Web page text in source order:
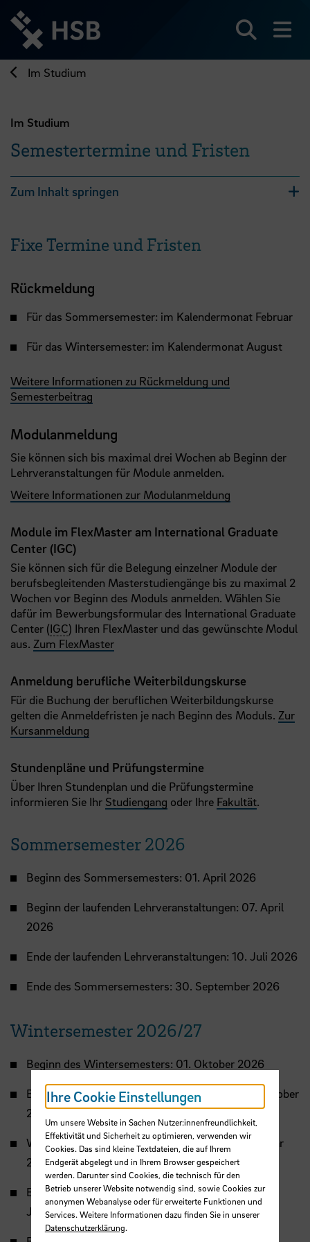
zum
Seiteninhalt
springen
Im Studium
Im Studium
Semestertermine und Fristen
Zum Inhalt springen
Fixe Termine und Fristen
Rückmeldung
Für das Sommersemester: im Kalendermonat Februar
Für das Wintersemester: im Kalendermonat August
Weitere Informationen zu Rückmeldung und
Semesterbeitrag
Modulanmeldung
Sie können sich bis maximal drei Wochen ab Beginn der
Lehrveranstaltungen für Module anmelden.
Weitere Informationen zur Modulanmeldung
Module im FlexMaster am International Graduate
Center (IGC)
Sie können sich für die Belegung einzelner Module der
berufsbegleitenden Masterstudiengänge bis zu maximal 2
Wochen vor Beginn des Moduls anmelden. Wählen Sie
dafür im Bewerbungsformular des International Graduate
Center (IGC) Ihren FlexMaster und das gewünschte Modul
aus. Zum FlexMaster
Anmeldung berufliche Weiterbildungskurse
Für die Buchung der beruflichen Weiterbildungskurse
gelten die Anmeldefristen je nach Beginn des Moduls. Zur
Kursanmeldung
Stundenpläne und Prüfungstermine
Über Ihren Stundenplan und die Prüfungstermine
informieren Sie Ihr Studiengang oder Ihre Fakultät.
Sommersemester 2026
Beginn des Sommersemesters: 01. April 2026
Beginn der laufenden Lehrveranstaltungen: 07. April
2026
Ende der laufenden Lehrveranstaltungen: 10. Juli 2026
Ende des Sommersemesters: 30. September 2026
Wintersemester 2026/27
Beginn des Wintersemesters: 01. Oktober 2026
Beginn der laufenden Lehrveranstaltungen: 12. Oktober
2026
Weihnachtspause: 21. Dezember 2026 – 03. Januar
2027
Ende der laufenden Lehrveranstaltungen: 29.
Januar 2027
Ihre Cookie Einstellungen
Um unsere Website in Sachen Nutzer:innenfreundlichkeit,
Effektivität und Sicherheit zu optimieren, verwenden wir
Cookies. Das sind kleine Textdateien, die auf Ihrem
Endgerät abgelegt und in Ihrem Browser gespeichert
werden. Darunter sind Cookies, die technisch für den
Betrieb unserer Website notwendig sind, sowie Cookies zur
anonymen Webanalyse oder für erweiterte Funktionen und
Services. Weitere Informationen dazu finden Sie in unserer
Datenschutzerklärung.